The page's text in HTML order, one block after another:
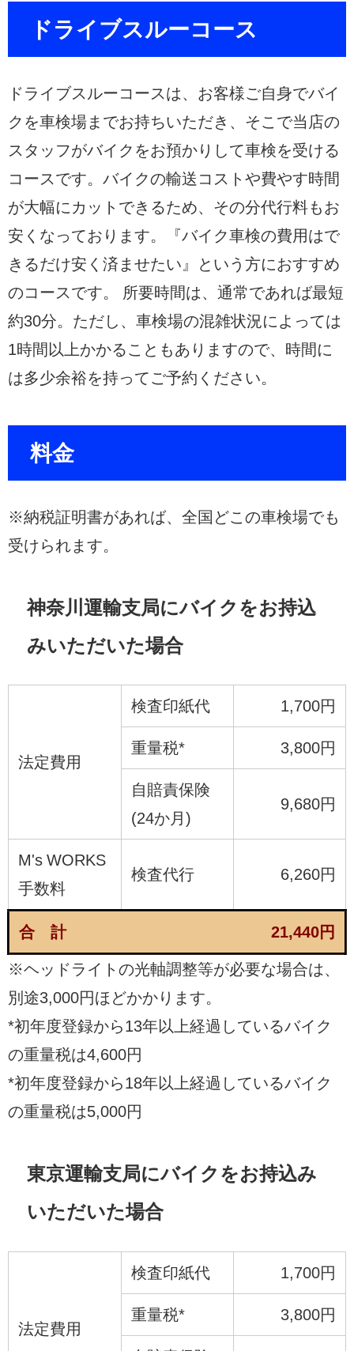
ドライブスルーコース
ドライブスルーコースは、お客様ご自身でバイ
クを車検場までお持ちいただき、そこで当店の
スタッフがバイクをお預かりして車検を受ける
コースです。バイクの輸送コストや費やす時間
が大幅にカットできるため、その分代行料もお
安くなっております。『バイク車検の費用はで
きるだけ安く済ませたい』という方におすすめ
のコースです。 所要時間は、通常であれば最短
約30分。ただし、車検場の混雑状況によっては
1時間以上かかることもありますので、時間に
は多少余裕を持ってご予約ください。
料金
※納税証明書があれば、全国どこの車検場でも
受けられます。
神奈川運輸支局にバイクをお持込
みいただいた場合
法定費用
検査印紙代 1,700円
重量税* 3,800円
自賠責保険
(24か月)
9,680円
M's WORKS
手数料
検査代行 6,260円
合 計 21,440円
※ヘッドライトの光軸調整等が必要な場合は、
別途3,000円ほどかかります。
*初年度登録から13年以上経過しているバイク
の重量税は4,600円
*初年度登録から18年以上経過しているバイク
の重量税は5,000円
東京運輸支局にバイクをお持込み
いただいた場合
法定費用
検査印紙代 1,700円
重量税* 3,800円